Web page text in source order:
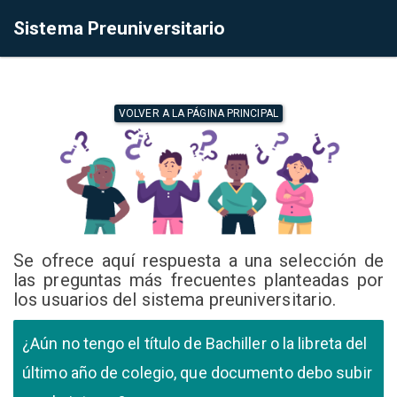
Sistema Preuniversitario
VOLVER A LA PÁGINA PRINCIPAL
Se ofrece aquí respuesta a una selección de
las preguntas más frecuentes planteadas por
los usuarios del sistema preuniversitario.
¿Aún no tengo el título de Bachiller o la libreta del
último año de colegio, que documento debo subir